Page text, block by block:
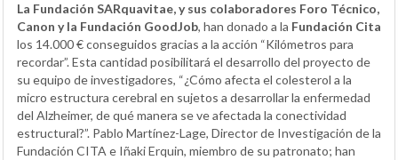
La Fundación SARquavitae, y sus colaboradores Foro Técnico,
Canon y la Fundación GoodJob, han donado a la Fundación Cita
los 14.000 € conseguidos gracias a la acción “Kilómetros para
recordar”. Esta cantidad posibilitará el desarrollo del proyecto de
su equipo de investigadores, “¿Cómo afecta el colesterol a la
micro estructura cerebral en sujetos a desarrollar la enfermedad
del Alzheimer, de qué manera se ve afectada la conectividad
estructural?”. Pablo Martínez-Lage, Director de Investigación de la
Fundación CITA e Iñaki Erquin, miembro de su patronato; han